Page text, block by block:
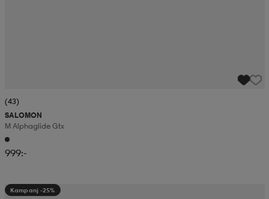
(43)
SALOMON
M Alphaglide Gtx
999:-
Kampanj -25%